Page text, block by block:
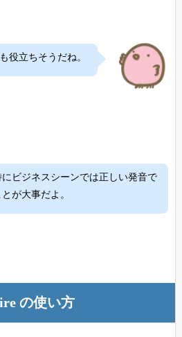
役立ちそうだね。
にビジネスシーンでは正しい発音で
が大事だよ。
の使い方